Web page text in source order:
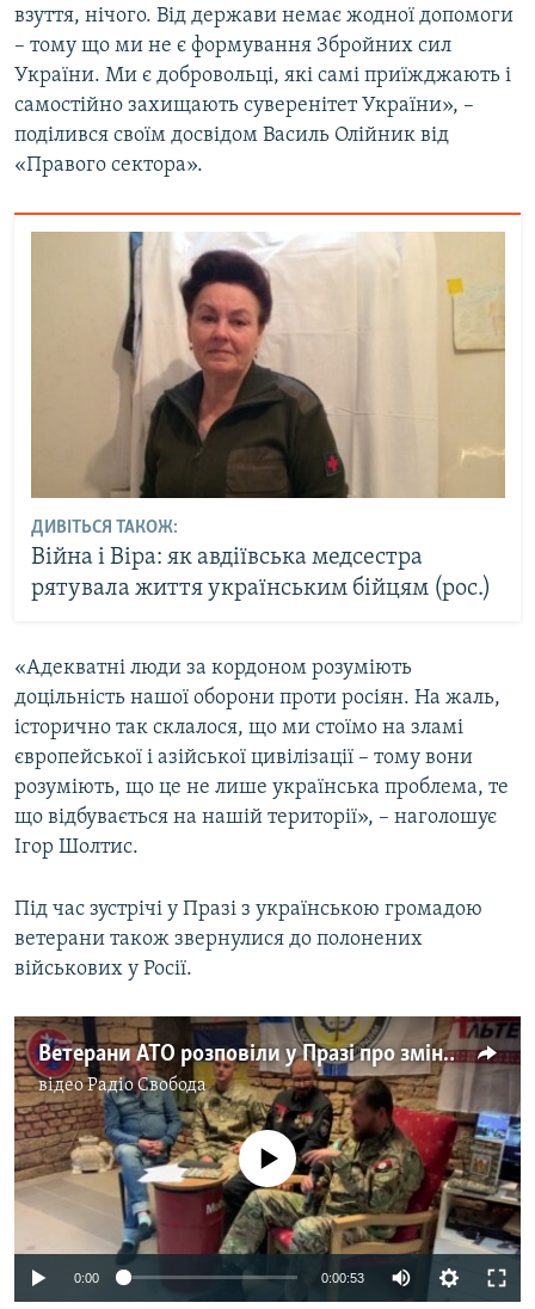
взуття, нічого. Від держави немає жодної допомоги
– тому що ми не є формування Збройних сил
України. Ми є добровольці, які самі приїжджають і
самостійно захищають суверенітет України», –
поділився своїм досвідом Василь Олійник від
«Правого сектора».
ДИВІТЬСЯ ТАКОЖ:
Війна і Віра: як авдіївська медсестра
рятувала життя українським бійцям (рос.)
«Адекватні люди за кордоном розуміють
доцільність нашої оборони проти росіян. На жаль,
історично так склалося, що ми стоїмо на зламі
європейської і азійської цивілізації – тому вони
розуміють, що це не лише українська проблема, те
що відбувається на нашій території», – наголошує
Ігор Шолтис.
Під час зустрічі у Празі з українською громадою
ветерани також звернулися до полонених
військових у Росії.
Ветерани АТО розповіли у Празі про зміни на Донбасі – відео
відеоРадіо Свобода
No media source currently available
0:00 0:00:53